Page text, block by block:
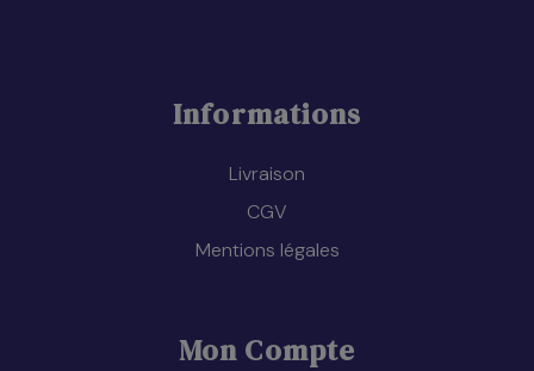
Informations
Livraison
CGV
Mentions légales
Mon Compte